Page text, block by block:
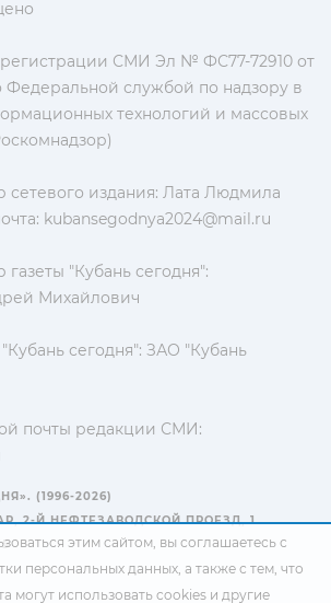
регистрации СМИ Эл № ФС77-72910 от
Федеральной службой по надзору в
технологий и массовых
сетевого издания: Лата Людмила
kubansegodnya2024@mail.ru
газеты "Кубань сегодня":
Михайлович
сегодня": ЗАО "Кубань
почты редакции СМИ:
(1996-2026)
2-Й НЕФТЕЗАВОДСКОЙ ПРОЕЗД, 1
этим сайтом, вы соглашаетесь с
персональных данных, а также с тем, что
могут использовать cookies и другие